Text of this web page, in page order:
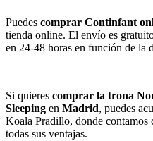
Puedes comprar Continfant
tienda online. El envío es
en 24-48 horas en función de la
Si quieres comprar la trona
Sleeping en Madrid, puedes
Koala Pradillo, donde contamos
todas sus ventajas.